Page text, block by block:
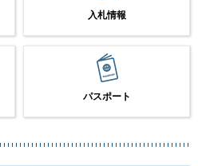
入札情報
パスポート